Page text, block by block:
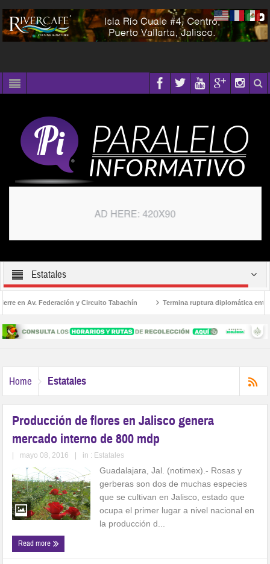
Estatales
Av. Federación y Circuito Tabachín Termina ruptura diplomática entre
Ruiz
Home Estatales
Producción de flores en Jalisco genera
mercado interno de 800 mdp
mayo 08, 2016 in : Estatales
Guadalajara, Jal. (notimex).- Rosas y
gerberas son dos de muchas especies
que se cultivan en Jalisco, estado que
ocupa el primer lugar a nivel nacional en
la producción d...
Read more